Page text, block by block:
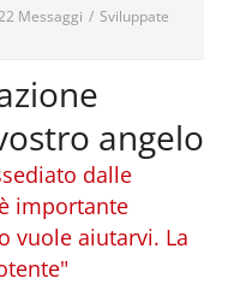
Messaggi / Sviluppate
angelo
dalle
importante
vuole aiutarvi. La